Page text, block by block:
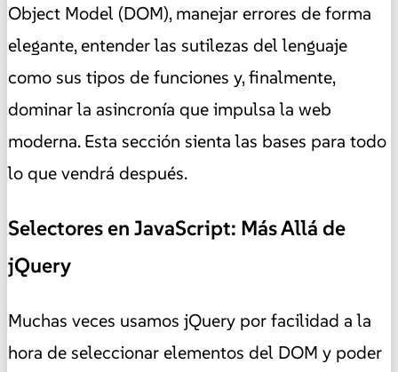
Object Model (DOM), manejar errores de forma
elegante, entender las sutilezas del lenguaje
como sus tipos de funciones y, finalmente,
dominar la asincronía que impulsa la web
moderna. Esta sección sienta las bases para todo
lo que vendrá después.
Selectores en JavaScript: Más Allá de
jQuery
Muchas veces usamos jQuery por facilidad a la
hora de seleccionar elementos del DOM y poder